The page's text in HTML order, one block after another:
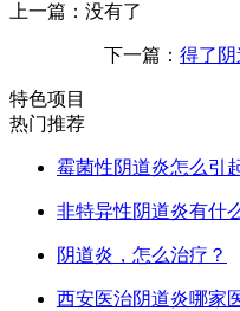
上一篇：没有了
下一篇： 得了
特色项目
热门推荐
霉菌性阴道炎怎么引
非特异性阴道炎有什
阴道炎，怎么治疗？
西安医治阴道炎哪家